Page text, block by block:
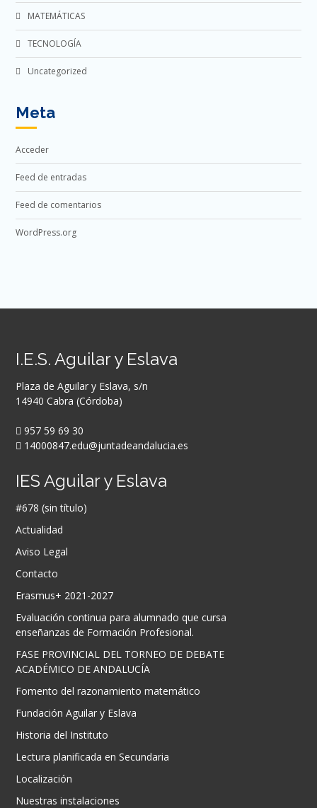
MATEMÁTICAS
TECNOLOGÍA
Uncategorized
Meta
Acceder
Feed de entradas
Feed de comentarios
WordPress.org
I.E.S. Aguilar y Eslava
Plaza de Aguilar y Eslava, s/n
14940 Cabra (Córdoba)
957 59 69 30
14000847.edu@juntadeandalucia.es
IES Aguilar y Eslava
#678 (sin título)
Actualidad
Aviso Legal
Contacto
Erasmus+ 2021-2027
Evaluación continua para alumnado que cursa
enseñanzas de Formación Profesional.
FASE PROVINCIAL DEL TORNEO DE DEBATE
ACADÉMICO DE ANDALUCÍA
Fomento del razonamiento matemático
Fundación Aguilar y Eslava
Historia del Instituto
Lectura planificada en Secundaria
Localización
Nuestras instalaciones